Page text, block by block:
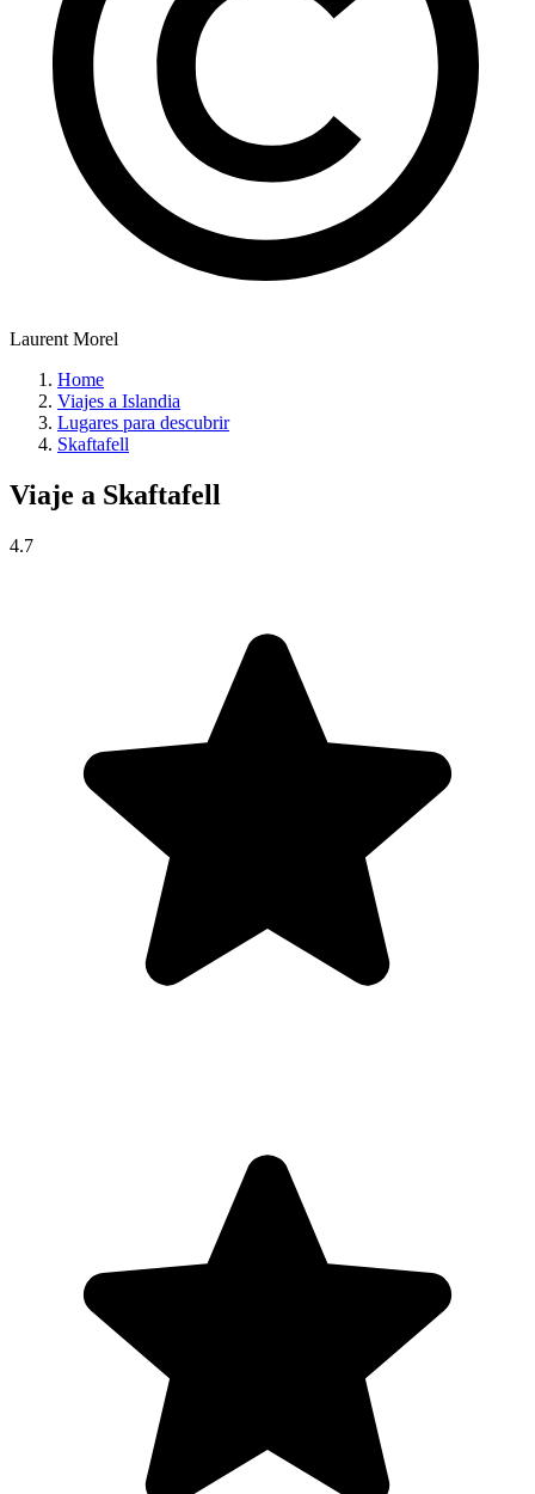
Laurent Morel
Home
Viajes a Islandia
Lugares para descubrir
Skaftafell
Viaje a Skaftafell
4.7